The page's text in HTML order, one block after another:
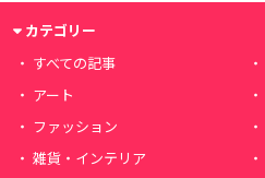
カテゴリー
すべての記事
アート
ファッション
雑貨・インテリア